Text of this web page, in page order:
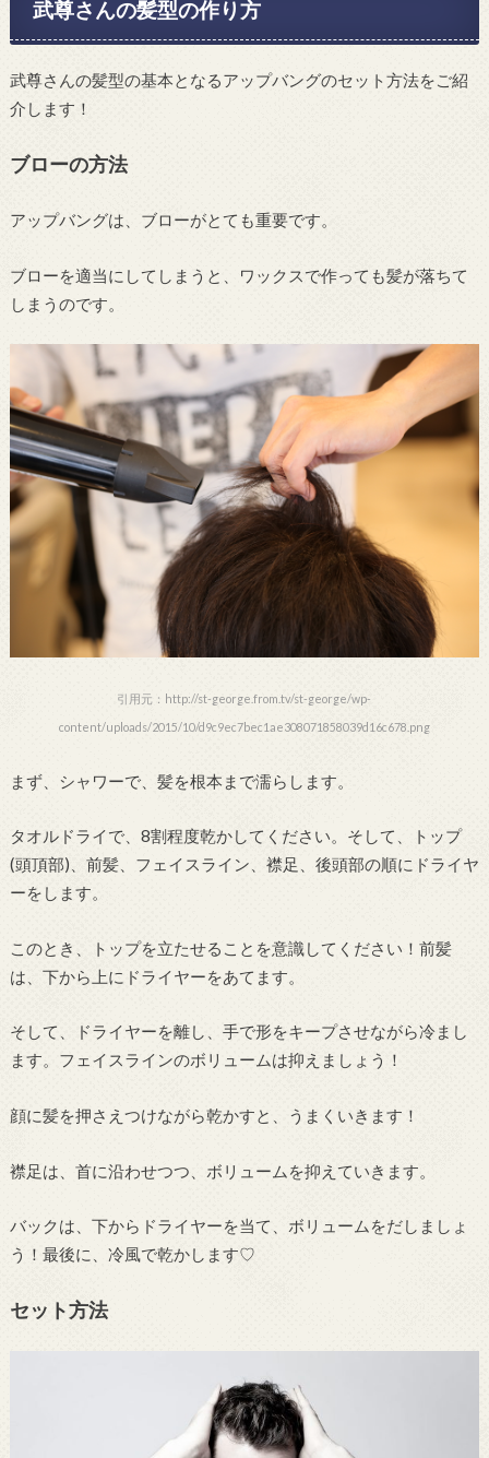
武尊さんの髪型の作り方
武尊さんの髪型の基本となるアップバングのセット方法をご紹
介します！
ブローの方法
アップバングは、ブローがとても重要です。
ブローを適当にしてしまうと、ワックスで作っても髪が落ちて
しまうのです。
引用元：http://st-george.from.tv/st-george/wp-
content/uploads/2015/10/d9c9ec7bec1ae308071858039d16c678.png
まず、シャワーで、髪を根本まで濡らします。
タオルドライで、8割程度乾かしてください。そして、トップ
(頭頂部)、前髪、フェイスライン、襟足、後頭部の順にドライヤ
ーをします。
このとき、トップを立たせることを意識してください！前髪
は、下から上にドライヤーをあてます。
そして、ドライヤーを離し、手で形をキープさせながら冷まし
ます。フェイスラインのボリュームは抑えましょう！
顔に髪を押さえつけながら乾かすと、うまくいきます！
襟足は、首に沿わせつつ、ボリュームを抑えていきます。
バックは、下からドライヤーを当て、ボリュームをだしましょ
う！最後に、冷風で乾かします♡
セット方法